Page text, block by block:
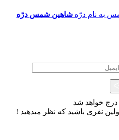
شاهین شمس درّه
درج خواهد شد
نفری باشید که نظر میدهید !